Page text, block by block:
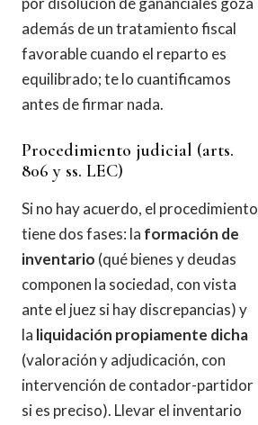
además de un tratamiento fiscal
favorable cuando el reparto es
equilibrado; te lo cuantificamos
antes de firmar nada.
Procedimiento judicial (arts.
806 y ss. LEC)
Si no hay acuerdo, el procedimiento
tiene dos fases: la formación de
inventario (qué bienes y deudas
componen la sociedad, con vista
ante el juez si hay discrepancias) y
la liquidación propiamente dicha
(valoración y adjudicación, con
intervención de contador-partidor
si es preciso). Llevar el inventario